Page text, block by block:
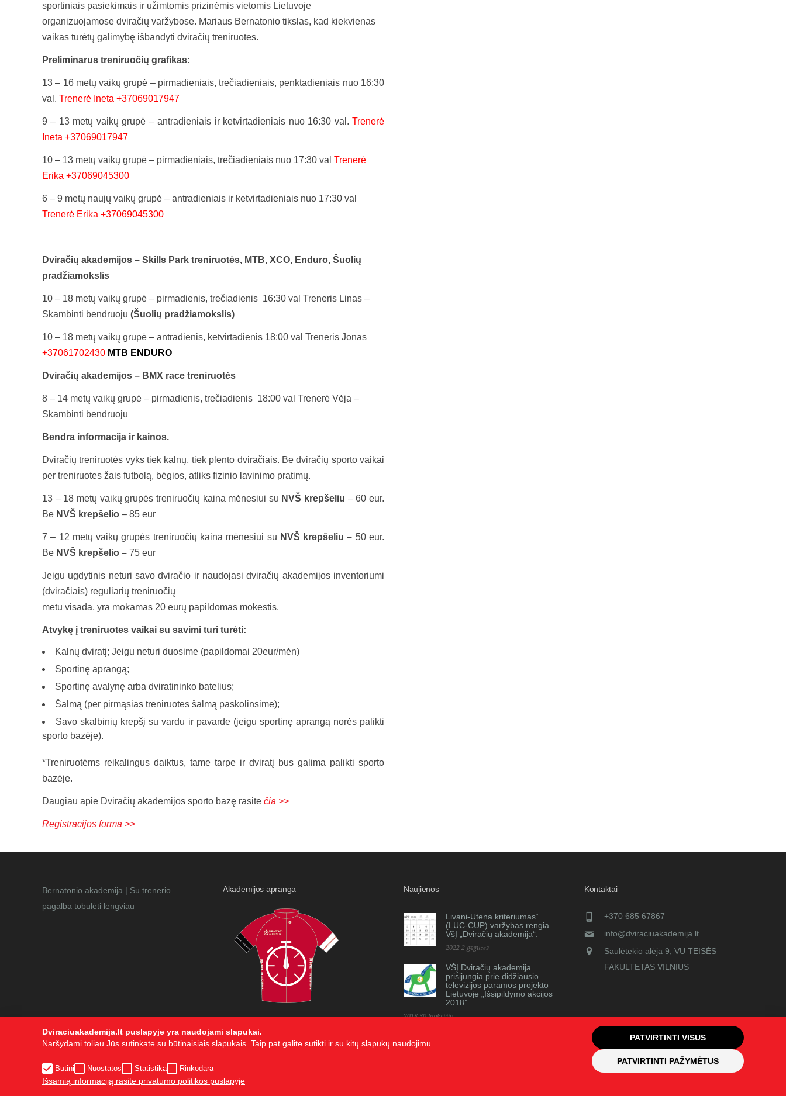
sportiniais pasiekimais ir užimtomis prizinėmis vietomis Lietuvoje
organizuojamose dviračių varžybose. Mariaus Bernatonio tikslas, kad kiekvienas
vaikas turėtų galimybę išbandyti dviračių treniruotes.
Preliminarus treniruočių grafikas:
13 – 16 metų vaikų grupė – pirmadieniais, trečiadieniais, penktadieniais nuo 16:30
val. Trenerė Ineta +37069017947
9 – 13 metų vaikų grupė – antradieniais ir ketvirtadieniais nuo 16:30 val. Trenerė
Ineta +37069017947
10 – 13 metų vaikų grupė – pirmadieniais, trečiadieniais nuo 17:30 val Trenerė
Erika +37069045300
6 – 9 metų naujų vaikų grupė – antradieniais ir ketvirtadieniais nuo 17:30 val
Trenerė Erika +37069045300
Dviračių akademijos – Skills Park treniruotės, MTB, XCO, Enduro, Šuolių
pradžiamokslis
10 – 18 metų vaikų grupė – pirmadienis, trečiadienis 16:30 val Treneris Linas –
Skambinti bendruoju (Šuolių pradžiamokslis)
10 – 18 metų vaikų grupė – antradienis, ketvirtadienis 18:00 val Treneris Jonas
+37061702430 MTB ENDURO
Dviračių akademijos – BMX race treniruotės
8 – 14 metų vaikų grupė – pirmadienis, trečiadienis 18:00 val Trenerė Vėja –
Skambinti bendruoju
Bendra informacija ir kainos.
Dviračių treniruotės vyks tiek kalnų, tiek plento dviračiais. Be dviračių sporto vaikai
per treniruotes žais futbolą, bėgios, atliks fizinio lavinimo pratimų.
13 – 18 metų vaikų grupės treniruočių kaina mėnesiui su NVŠ krepšeliu – 60 eur.
Be NVŠ krepšelio – 85 eur
7 – 12 metų vaikų grupės treniruočių kaina mėnesiui su NVŠ krepšeliu – 50 eur.
Be NVŠ krepšelio – 75 eur
Jeigu ugdytinis neturi savo dviračio ir naudojasi dviračių akademijos inventoriumi
(dviračiais) reguliarių treniruočių
metu visada, yra mokamas 20 eurų papildomas mokestis.
Atvykę į treniruotes vaikai su savimi turi turėti:
Kalnų dviratį; Jeigu neturi duosime (papildomai 20eur/mėn)
Sportinę aprangą;
Sportinę avalynę arba dviratininko batelius;
Šalmą (per pirmąsias treniruotes šalmą paskolinsime);
Savo skalbinių krepšį su vardu ir pavarde (jeigu sportinę aprangą norės palikti
sporto bazėje).
*Treniruotėms reikalingus daiktus, tame tarpe ir dviratį bus galima palikti sporto
bazėje.
Daugiau apie Dviračių akademijos sporto bazę rasite čia >>
Registracijos forma >>
Bernatonio akademija | Su trenerio
pagalba tobūlėti lengviau
Akademijos apranga Naujienos
Livani-Utena kriteriumas“
(LUC-CUP) varžybas rengia
VšĮ „Dviračių akademija“.
2022 2 gegužės
VŠĮ Dviračių akademija
prisijungia prie didžiausio
televizijos paramos projekto
Lietuvoje „Išsipildymo akcijos
2018”
2018 30 lapkričio
Kontaktai
+370 685 67867
info@dviraciuakademija.lt
Saulėtekio alėja 9, VU TEISĖS
FAKULTETAS VILNIUS
Visos teisės saugomos. © Bernatonio akademija 2015. Kopijuoti, dauginti bei platinti galima tik gavus raštišką sutikimą.
Dviraciuakademija.lt puslapyje yra naudojami slapukai.
Naršydami toliau Jūs sutinkate su būtinaisiais slapukais. Taip pat galite sutikti ir su kitų slapukų naudojimu.
Būtini Nuostatos Statistika Rinkodara
Išsamią informaciją rasite privatumo politikos puslapyje
PATVIRTINTI VISUS
PATVIRTINTI PAŽYMĖTUS